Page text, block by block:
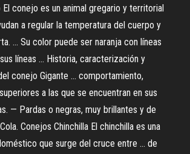
conejo es un animal gregario y territorial
a regular la temperatura del cuerpo y
... Su color puede ser naranja con líneas
líneas ... Historia, caracterización y
conejo Gigante ... comportamiento,
a las que se encuentran en sus
— Pardas o negras, muy brillantes y de
Conejos Chinchilla El chinchilla es una
que surge del cruce entre ... de